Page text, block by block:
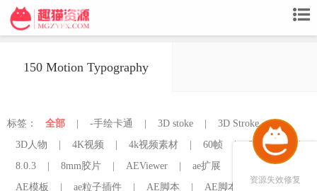
150 Motion Typography
标签： 全部 -手绘卡通 3D stoke 3D Stroke
|
3D人物
4K视频 4k视频素材 60帧 | 60帧补帧
|
8.0.3
8mm胶片 AEViewer ae扩展 AE插件
AE模板
ae粒子插件 AE脚本 AE脚本管理器
|
资源失效修复